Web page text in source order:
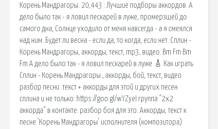
Корень Мандрагоры. 20,443 : Лучшие подборы аккордов. А
дело было так - я ловил пескарей в луже, промерзшей до
самого дна, Солнце уходило от меня навсегда - а я смеялся
над ним. Будет ли весна - если да, то когда, если нет. Сплин -
Корень Мандрагоры, аккорды, текст, mp3, видео. Bm Fm Bm
Fm А дело было так - я ловил пескарей в луже 🎸 Как играть
Сплин - Корень Мандрагоры , аккорды, бой, текст, видео
разбор песни. текст + аккорды для этой и других песен
сплина и не только: https://goo.gl/wYZyeI группа "2х2
аккорда" в контакте: разбор боя для это. Аккорды, текст к
песне 'Корень Мандрагоры' исполнителя (композитора)